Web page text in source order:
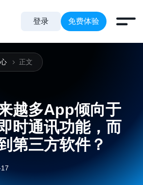
登录 免费体验
正文
越多App倾向于
时通讯功能，而
第三方软件？